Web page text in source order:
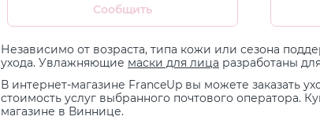
Сообщить
Независимо от возраста, типа кожи или сезона
ухода. Увлажняющие маски для лица разработаны
В интернет-магазине FranceUp вы можете заказать
стоимость услуг выбранного почтового
магазине в Виннице.